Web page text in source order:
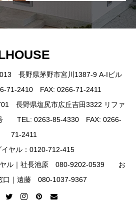
長野県茅野市宮川1387-9 A-Iビル
2410 FAX: 0266-71-2411
長野県塩尻市広丘吉田3322 リファ
号 TEL: 0263-85-4330 FAX: 0266-
71-2411
イヤル：0120-712-415
ヤル｜社長池原 080-9202-0539 お
口｜遠藤 080-1037-9367